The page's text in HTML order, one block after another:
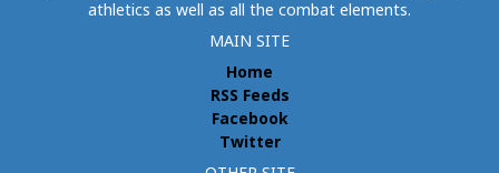
athletics as well as all the combat elements.
MAIN SITE
Home
RSS Feeds
Facebook
Twitter